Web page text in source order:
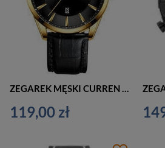
119,00 zł